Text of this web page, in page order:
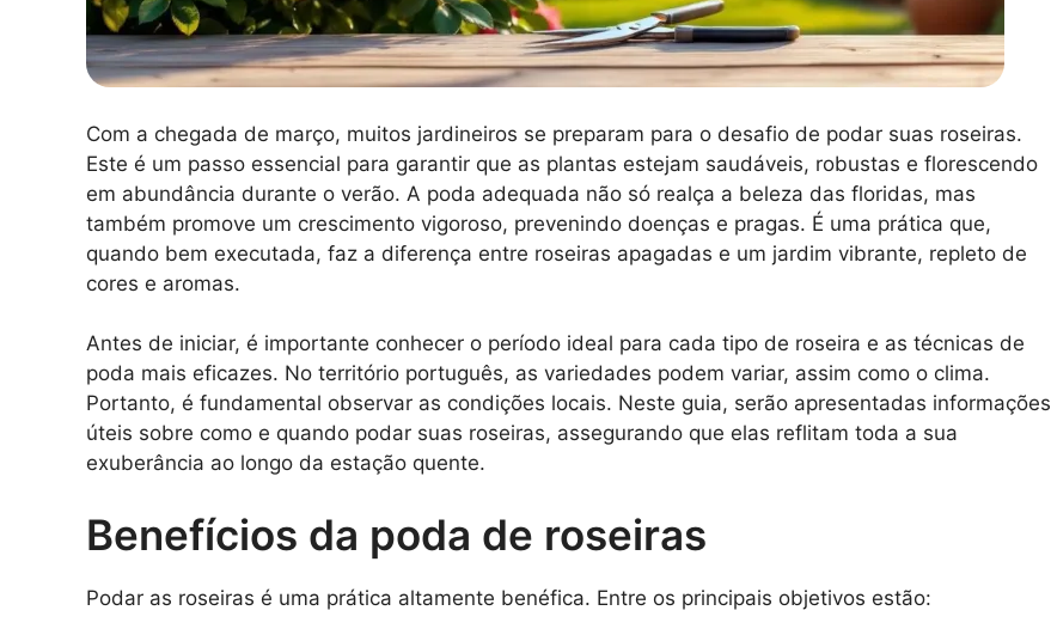
Com a chegada de março, muitos jardineiros se preparam para o desafio de podar suas roseiras.
Este é um passo essencial para garantir que as plantas estejam saudáveis, robustas e florescendo
em abundância durante o verão. A poda adequada não só realça a beleza das floridas, mas
também promove um crescimento vigoroso, prevenindo doenças e pragas. É uma prática que,
quando bem executada, faz a diferença entre roseiras apagadas e um jardim vibrante, repleto de
cores e aromas.
Antes de iniciar, é importante conhecer o período ideal para cada tipo de roseira e as técnicas de
poda mais eficazes. No território português, as variedades podem variar, assim como o clima.
Portanto, é fundamental observar as condições locais. Neste guia, serão apresentadas informações
úteis sobre como e quando podar suas roseiras, assegurando que elas reflitam toda a sua
exuberância ao longo da estação quente.
Benefícios da poda de roseiras
Podar as roseiras é uma prática altamente benéfica. Entre os principais objetivos estão: